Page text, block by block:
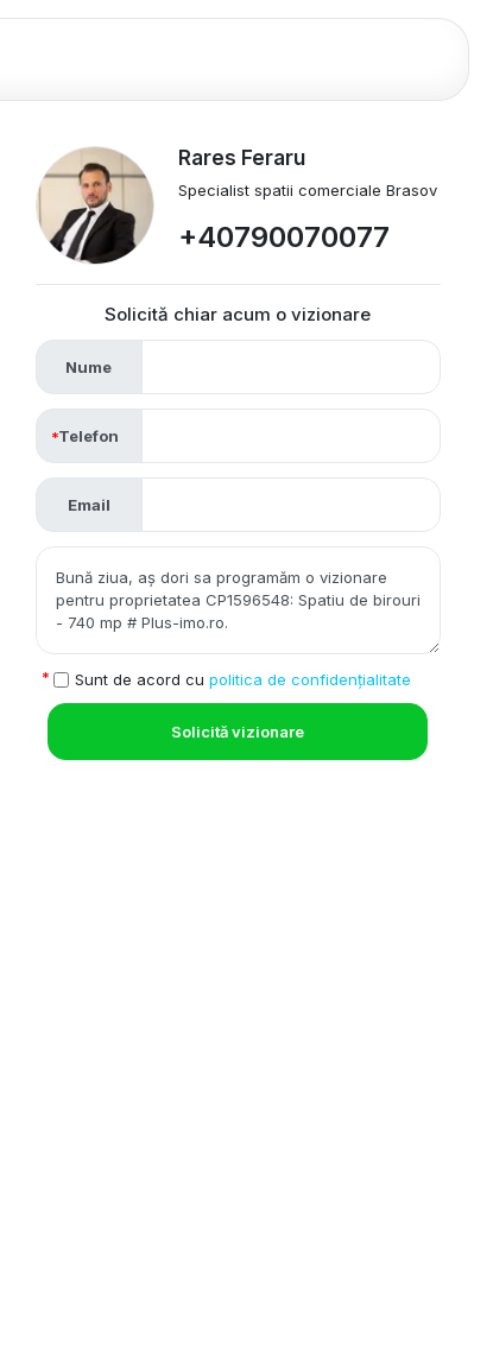
Rares Feraru
Specialist spatii comerciale Brasov
+40790070077
Solicită chiar acum o vizionare
Nume
Telefon
Email
Sunt de acord cu politica de confidențialitate
Solicită vizionare